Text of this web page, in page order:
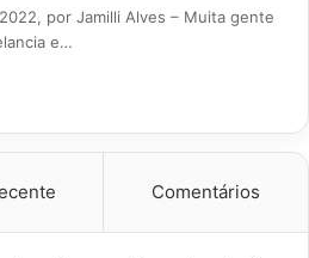
por Jamilli Alves – Muita gente
e…
Comentários